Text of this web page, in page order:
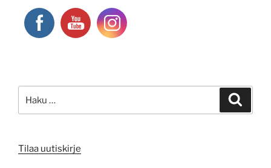
Tilaa uutiskirje